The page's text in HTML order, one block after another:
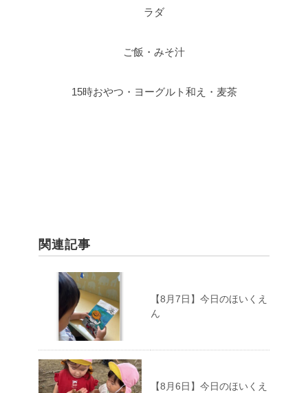
ラダ
ご飯・みそ汁
15時おやつ・ヨーグルト和え・麦茶
関連記事
【8月7日】今日のほいくえ
ん
【8月6日】今日のほいくえ